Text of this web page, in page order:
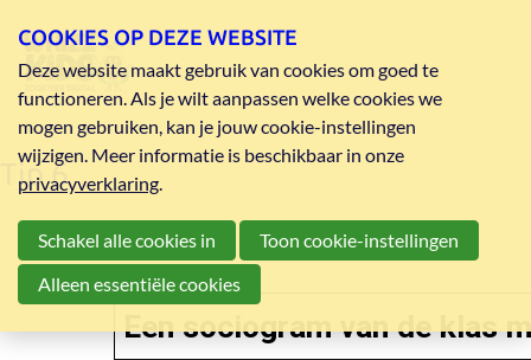
Tip 6
COOKIES OP DEZE WEBSITE
Deze website maakt gebruik van cookies om goed te
functioneren. Als je wilt aanpassen welke cookies we
mogen gebruiken, kan je jouw cookie-instellingen
wijzigen. Meer informatie is beschikbaar in onze
privacyverklaring.
Schakel alle cookies in
Toon cookie-instellingen
Alleen essentiële cookies